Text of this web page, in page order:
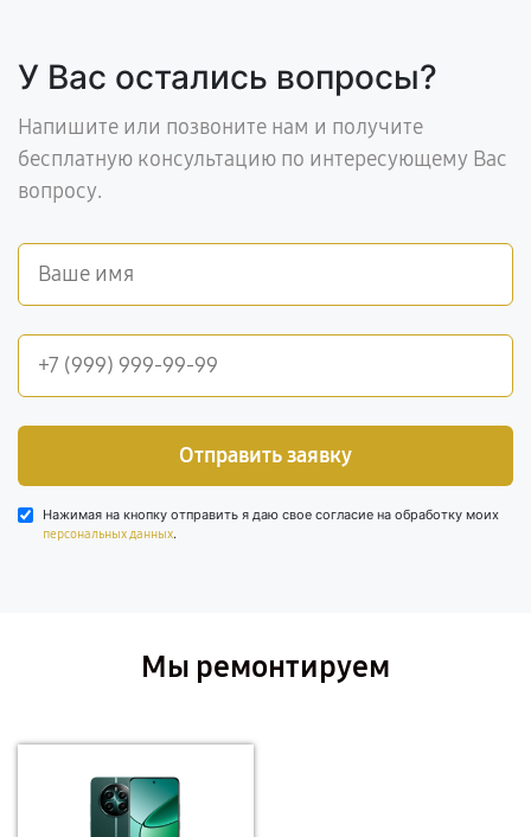
У Вас остались вопросы?
Напишите или позвоните нам и получите
бесплатную консультацию по интересующему Вас
вопросу.
Отправить заявку
Нажимая на кнопку отправить я даю свое согласие на обработку моих
персональных данных.
Мы ремонтируем